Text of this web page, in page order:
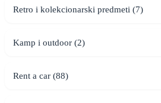
Retro i kolekcionarski predmeti (7)
Kamp i outdoor (2)
Rent a car (88)